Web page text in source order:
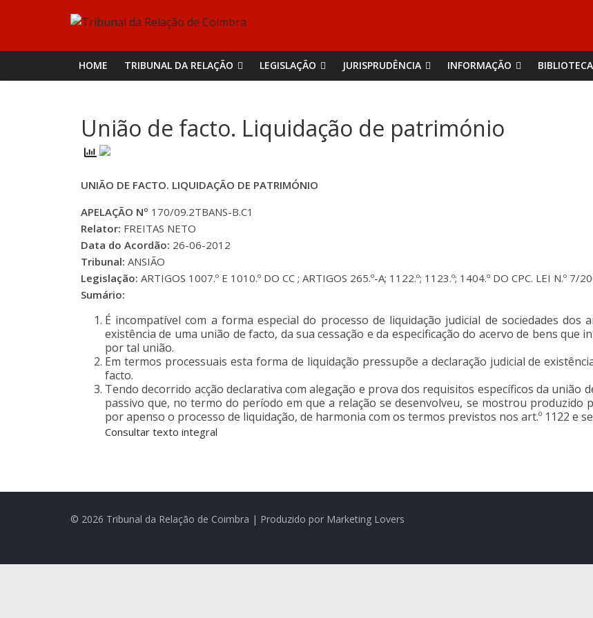
Tribunal
da
Relação
de
Coimbra
HOME TRIBUNAL DA RELAÇÃO LEGISLAÇÃO JURISPRUDÊNCIA INFORMAÇÃO BIBLIOTECA
União de facto. Liquidação de património
UNIÃO DE FACTO. LIQUIDAÇÃO DE PATRIMÓNIO
APELAÇÃO Nº 170/09.2TBANS-B.C1
Relator: FREITAS NETO
Data do Acordão: 26-06-2012
Tribunal: ANSIÃO
Legislação: ARTIGOS 1007.º E 1010.º DO CC ; ARTIGOS 265.º-A; 1122.º; 1123.º; 1404.º DO CPC. LEI N.º
Sumário:
É incompatível com a forma especial do processo de liquidação judicial de sociedades dos
existência de uma união de facto, da sua cessação e da especificação do acervo de bens
por tal união.
Em termos processuais esta forma de liquidação pressupõe a declaração judicial de
facto.
Tendo decorrido acção declarativa com alegação e prova dos requisitos específicos da união
passivo que, no termo do período em que a relação se desenvolveu, se mostrou produzido
por apenso o processo de liquidação, de harmonia com os termos previstos nos art.º 1122 e
Consultar texto integral
© 2026 Tribunal da Relação de Coimbra | Produzido por Marketing Lovers